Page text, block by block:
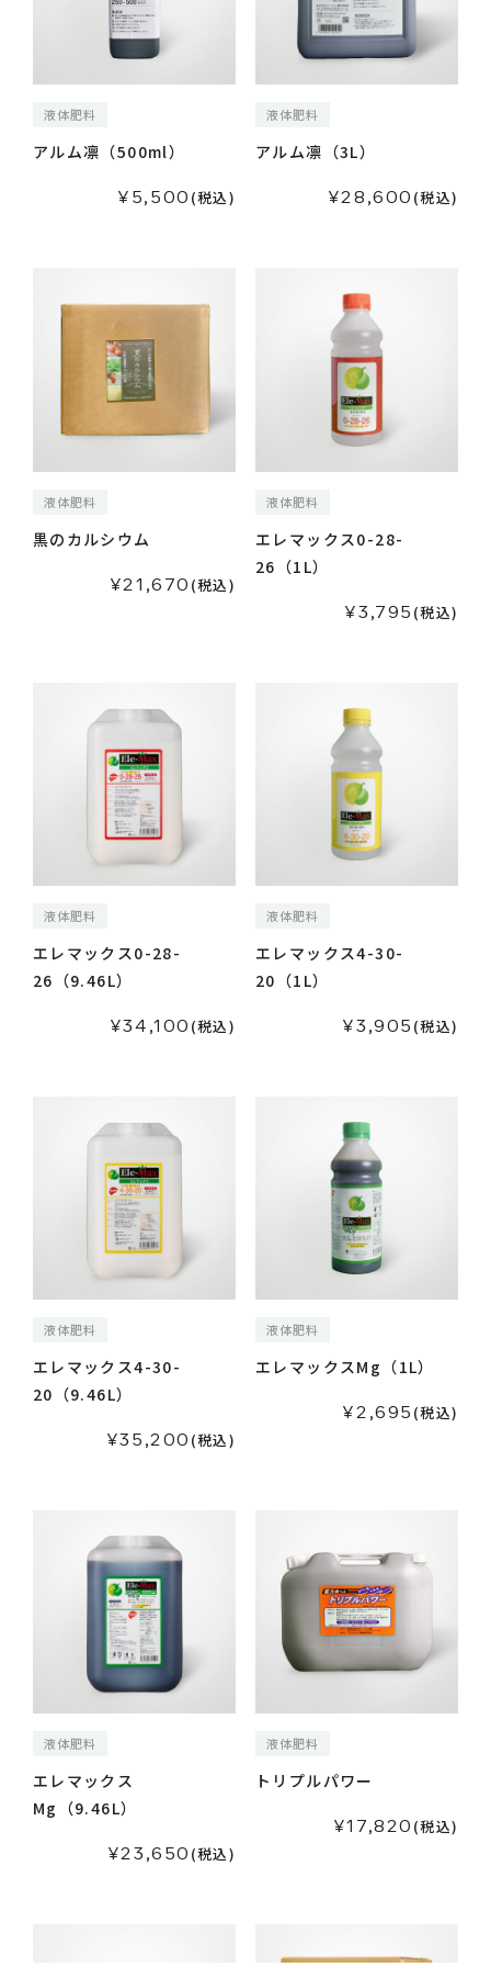
液体肥料
アルム凛（500ml）
¥5,500 (税込)
液体肥料
アルム凛（3L）
¥28,600 (税込)
液体肥料
黒のカルシウム
¥21,670 (税込)
液体肥料
エレマックス0-28-
26（1L）
¥3,795 (税込)
液体肥料
エレマックス0-28-
26（9.46L）
¥34,100 (税込)
液体肥料
エレマックス4-30-
20（1L）
¥3,905 (税込)
液体肥料
エレマックス4-30-
20（9.46L）
¥35,200 (税込)
液体肥料
エレマックスMg（1L）
¥2,695 (税込)
液体肥料
エレマックス
Mg（9.46L）
¥23,650 (税込)
液体肥料
トリプルパワー
¥17,820 (税込)